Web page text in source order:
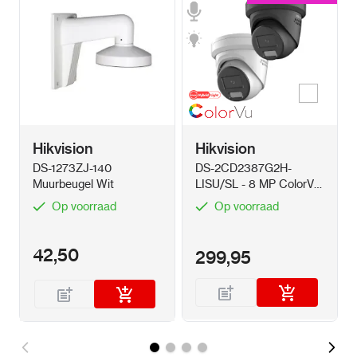
Hikvision
DS-1273ZJ-140
Muurbeugel Wit
Op voorraad
42,50
Kleur
Hikvision
DS-2CD2387G2H-
LISU/SL - 8 MP ColorVu
HybridOp voorraad
299,95